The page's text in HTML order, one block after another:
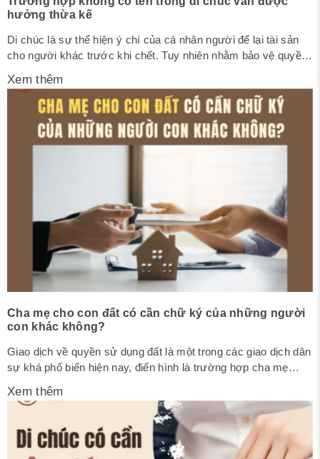
hưởng thừa kế
Di chúc là sự thể hiện ý chí của cá nhân người để lại tài sản
cho người khác trước khi chết. Tuy nhiên nhằm bảo vệ quyền
luật dân sự đã quy định trường hợp thừa kế không phụ thuộc
Xem thêm
Cha mẹ cho con đất có cần chữ ký của những người
con khác không?
Giao dịch về quyền sử dụng đất là một trong các giao dịch dân
sự khá phổ biến hiện nay, điển hình là trường hợp cha mẹ
trường hợp Cha mẹ cho con đất có cần chữ ký của những
Xem thêm